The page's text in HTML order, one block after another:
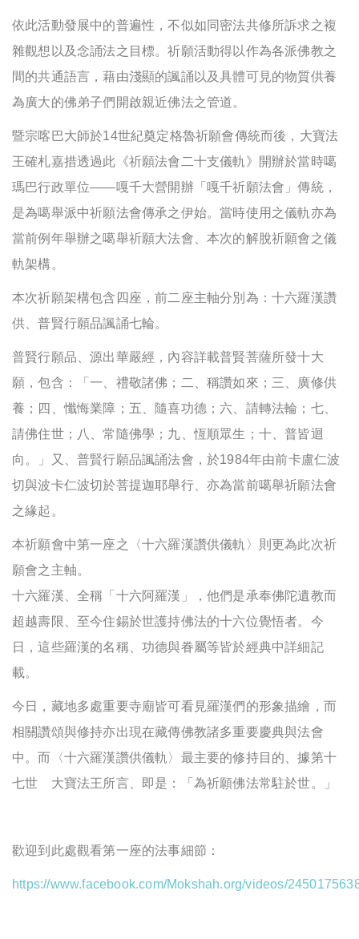
依此活動發展中的普遍性，不似如同密法共修所訴求之複
雜觀想以及念誦法之目標。祈願活動得以作為各派佛教之
間的共通語言，藉由淺顯的諷誦以及具體可見的物質供養
為廣大的佛弟子們開啟親近佛法之管道。
暨宗喀巴大師於14世紀奠定格魯祈願會傳統而後，大寶法
王確札嘉措透過此《祈願法會二十支儀軌》開辦於當時噶
瑪巴行政單位——嘎千大營開辦「嘎千祈願法會」傳統，
是為噶舉派中祈願法會傳承之伊始。當時使用之儀軌亦為
當前例年舉辦之噶舉祈願大法會、本次的解脫祈願會之儀
軌架構。
本次祈願架構包含四座，前二座主軸分別為：十六羅漢讚
供、普賢行願品諷誦七輪。
普賢行願品、源出華嚴經，內容詳載普賢菩薩所發十大
願，包含：「一、禮敬諸佛；二、稱讚如來；三、廣修供
養；四、懺悔業障；五、隨喜功德；六、請轉法輪；七、
請佛住世；八、常隨佛學；九、恆順眾生；十、普皆迴
向。」又、普賢行願品諷誦法會，於1984年由前卡盧仁波
切與波卡仁波切於菩提迦耶舉行、亦為當前噶舉祈願法會
之緣起。
本祈願會中第一座之〈十六羅漢讚供儀軌〉則更為此次祈
願會之主軸。
十六羅漢、全稱「十六阿羅漢」，他們是承奉佛陀遺教而
超越壽限、至今住錫於世護持佛法的十六位覺悟者。今
日，這些羅漢的名稱、功德與眷屬等皆於經典中詳細記
載。
今日，藏地多處重要寺廟皆可看見羅漢們的形象描繪，而
相關讚頌與修持亦出現在藏傳佛教諸多重要慶典與法會
中。而〈十六羅漢讚供儀軌〉最主要的修持目的、據第十
七世 大寶法王所言、即是：「為祈願佛法常駐於世。」
歡迎到此處觀看第一座的法事細節：
https://www.facebook.com/Mokshah.org/videos/